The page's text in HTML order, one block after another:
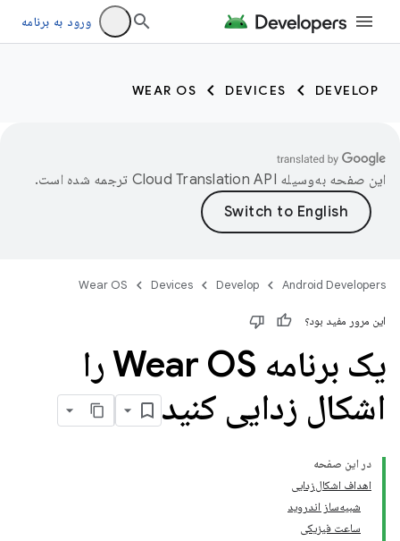
ورود به برنامه
DEVELOP
DEVICES
WEAR OS
این صفحه به‌وسیله ترجمه شده است.
Android Developers
Develop
Devices
Wear OS
این مرور مفید بود؟
یک برنامه Wear OS را
اشکال زدایی کنید
در این صفحه
اهداف اشکال‌زدایی
شبیه‌ساز اندروید
ساعت فیزیکی